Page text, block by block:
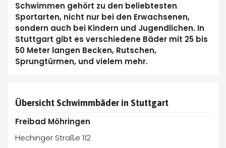
Schwimmen gehört zu den beliebtesten
Sportarten, nicht nur bei den Erwachsenen,
sondern auch bei Kindern und Jugendlichen. In
Stuttgart gibt es verschiedene Bäder mit 25 bis
50 Meter langen Becken, Rutschen,
Sprungtürmen, und vielem mehr.
Übersicht Schwimmbäder in Stuttgart
Freibad Möhringen
Hechinger Straße 112